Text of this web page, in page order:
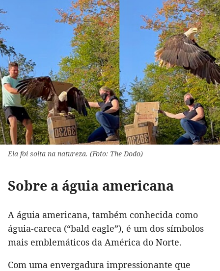
Ela foi solta na natureza. (Foto: The Dodo)
Sobre a águia americana
A águia americana, também conhecida como
águia-careca (“bald eagle”), é um dos símbolos
mais emblemáticos da América do Norte.
Com uma envergadura impressionante que